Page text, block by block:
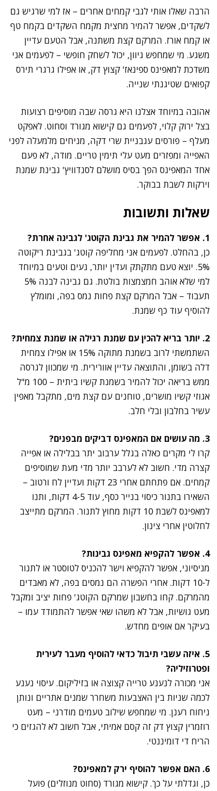
הרבה שאלו אותי לגבי קמחים אחרים – אז למי שרגיש גם
לשקדים, אפשר להמיר מחצית מקמח השקדים בקמח טף
או קמח אורז. המרקם קצת משתנה, אבל הטעם עדיין
משגע. מי שמחפש גיוון, יכול לשחק חופשי – לפעמים אני
משדכת למאפינס ספינאז' קצוץ דק, או אפילו גרגרי תירס
קפואים שטיגנתי שנייה.
אהובה במיוחד אצלנו היא גרסה שבה מוסיפים רצועות
בצל ירוק קלוי, לפעמים גם קישוא מגורד וסחוט. לאפקט
מעלף – פורסים עגבניית שרי דקה, מניחים מלמעלה לפני
האפייה ומפזרים מעט עלי תימין טריים. מודה, לא פעם
אחד המאפינס הפך בסיס מושלם לסנדוויץ' גבינת שמנת
וירקות לשבת בבוקר.
שאלות ותשובות
1. אפשר להמיר את גבינת הקוטג' לגבינה אחרת?
כן, בהחלט. לפעמים אני מחליפה קוטג' בגבינת ריקוטה
5%. יוצא טעם מתקתק ועדין יותר, נעים וטעים במיוחד
למי שלא אוהב חמצמצות בולטת. גם גבינה לבנה 5%
תעבוד – אבל המרקם קצת פחות נמס בפה, ומומלץ
להוסיף עוד כף שמנת.
2. יותר בריא להכין עם שמנת רגילה או שמנת צמחית?
השתמשתי לרוב בשמנת מתוקה 15% או אפילו צמחית
דלה בשומן, והתוצאה עדיין אוורירית. מי שמכוון לגרסה
ממש בריאה יכול להמיר בשמנת קשיו ביתית – 100 מ"ל
אגוזי קשיו מושרים, טוחנים עם קצת מים, מתקבל מאפין
עשיר בחלבון ובלי חלב.
3. מה עושים אם המאפינס דביקים מבפנים?
קרו לי מקרים כאלה בגלל ערבוב יתר בבלילה או אפייה
קצרה מדי. חשוב לא לערבב יותר מדי מעת שמוסיפים
קמחים. אם פתחתם אחרי 23 דקות ועדיין לח ורטוב –
השאירו בתנור כיסוי בנייר כסף, עוד 4-5 דקות, ותנו
למאפינס לשבת 10 דקות מחוץ לתנור. המרקם מתייצב
לחלוטין אחרי צינון.
4. אפשר להקפיא מאפינס גבינות?
מניסיוני, אפשר להקפיא וישר להכניס לטוסטר או לתנור
ל-10 דקות. אחרי הפשרה הם נמסים בפה, לא מאבדים
מהמרקם. קחו בחשבון שמרקם הקוטג' פחות יציב ומקבל
מעט גושיות, אבל לא משהו שאי אפשר להתמודד עמו –
בעיקר אם אופים מחדש.
5. איזה עשבי תיבול כדאי להוסיף מעבר לעירית
ופטרוזיליה?
אני מכורה לנענע טרייה קצוצה או בזיליקום. עיסוי נענע
לכמה שניות בין האצבעות משחרר שמנים אתריים ונותן
ניחוח רענן. מי שמחפש שילוב טעמים מודרני – מעט
רוזמרין קצוץ דק זה קסם אמיתי, אבל חשוב לא להגזים כי
הריח די דומיננטי.
6. האם אפשר להוסיף ירק למאפינס?
כן, וגדלתי על כך. קישוא מגורד (סחוט מנוזלים) פועל